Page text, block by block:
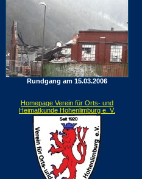
Rundgang am 15.03.2006
Homepage Verein für Orts- und
Heimatkunde Hohenlimburg e. V.